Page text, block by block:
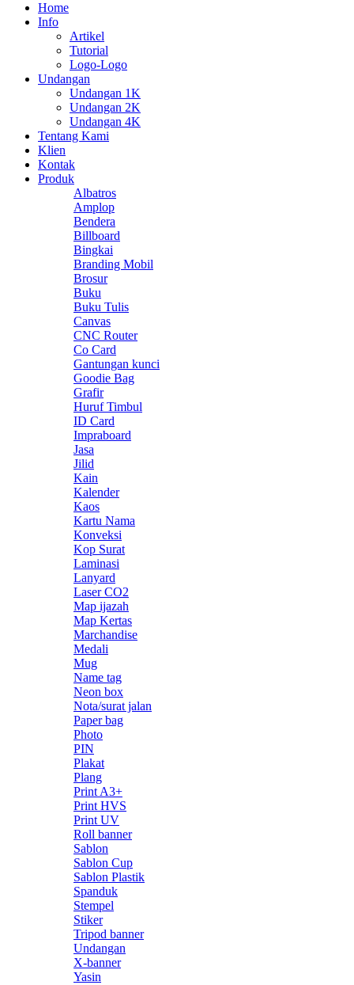
Home
Info
Artikel
Tutorial
Logo-Logo
Undangan
Undangan 1K
Undangan 2K
Undangan 4K
Tentang Kami
Klien
Kontak
Produk
Albatros
Amplop
Bendera
Billboard
Bingkai
Branding Mobil
Brosur
Buku
Buku Tulis
Canvas
CNC Router
Co Card
Gantungan kunci
Goodie Bag
Grafir
Huruf Timbul
ID Card
Impraboard
Jasa
Jilid
Kain
Kalender
Kaos
Kartu Nama
Konveksi
Kop Surat
Laminasi
Lanyard
Laser CO2
Map ijazah
Map Kertas
Marchandise
Medali
Mug
Name tag
Neon box
Nota/surat jalan
Paper bag
Photo
PIN
Plakat
Plang
Print A3+
Print HVS
Print UV
Roll banner
Sablon
Sablon Cup
Sablon Plastik
Spanduk
Stempel
Stiker
Tripod banner
Undangan
X-banner
Yasin